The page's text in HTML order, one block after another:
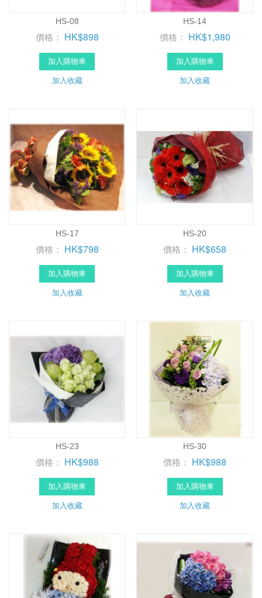
HS-08
價格： HK$898
加入購物車
加入收藏
HS-14
價格： HK$1,980
加入購物車
加入收藏
HS-17
價格： HK$798
加入購物車
加入收藏
HS-20
價格： HK$658
加入購物車
加入收藏
HS-23
價格： HK$988
加入購物車
加入收藏
HS-30
價格： HK$988
加入購物車
加入收藏